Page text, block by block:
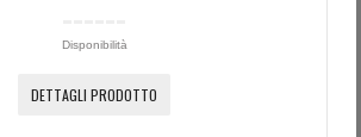
Disponibilità
DETTAGLI PRODOTTO